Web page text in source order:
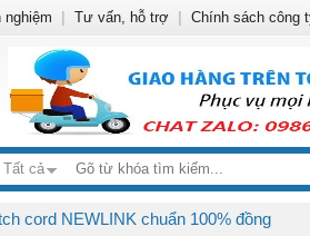
Tất cả
cord NEWLINK chuẩn 100% đồng
nghiệm Tư vấn, hỗ trợ Chính sách công